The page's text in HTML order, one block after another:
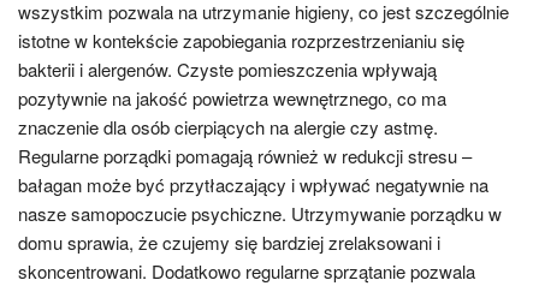
wszystkim pozwala na utrzymanie higieny, co jest szczególnie
istotne w kontekście zapobiegania rozprzestrzenianiu się
bakterii i alergenów. Czyste pomieszczenia wpływają
pozytywnie na jakość powietrza wewnętrznego, co ma
znaczenie dla osób cierpiących na alergie czy astmę.
Regularne porządki pomagają również w redukcji stresu –
bałagan może być przytłaczający i wpływać negatywnie na
nasze samopoczucie psychiczne. Utrzymywanie porządku w
domu sprawia, że czujemy się bardziej zrelaksowani i
skoncentrowani. Dodatkowo regularne sprzątanie pozwala